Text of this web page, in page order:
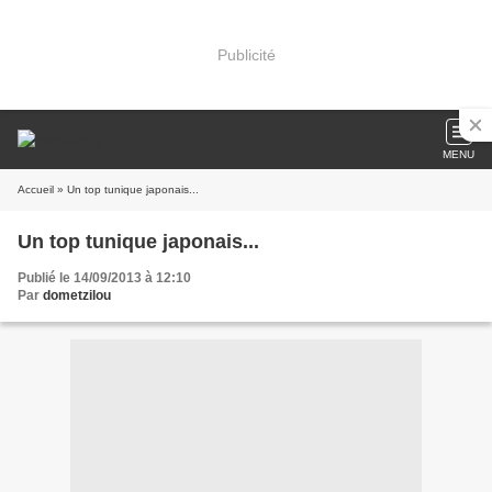
Publicité
MENU
Accueil » Un top tunique japonais...
Un top tunique japonais...
Publié le 14/09/2013 à 12:10
Par dometzilou